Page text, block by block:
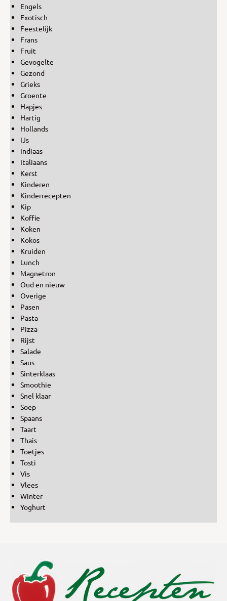
Engels
Exotisch
Feestelijk
Frans
Fruit
Gevogelte
Gezond
Grieks
Groente
Hapjes
Hartig
Hollands
IJs
Indiaas
Italiaans
Kerst
Kinderen
Kinderrecepten
Kip
Koffie
Koken
Kokos
Kruiden
Lunch
Magnetron
Oud en nieuw
Overige
Pasen
Pasta
Pizza
Rijst
Salade
Saus
Sinterklaas
Smoothie
Snel klaar
Soep
Spaans
Taart
Thais
Toetjes
Tosti
Vis
Vlees
Winter
Yoghurt